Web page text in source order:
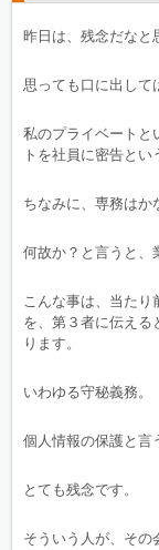
昨日は、残念だなと
思っても口に出して
私のプライベートと
トを社員に密告とい
ちなみに、専務はか
何故か？と言うと、
こんな事は、当たり
を、第３者に伝える
ります。
いわゆる守秘義務。
個人情報の保護と言
とても残念です。
そういう人が、その